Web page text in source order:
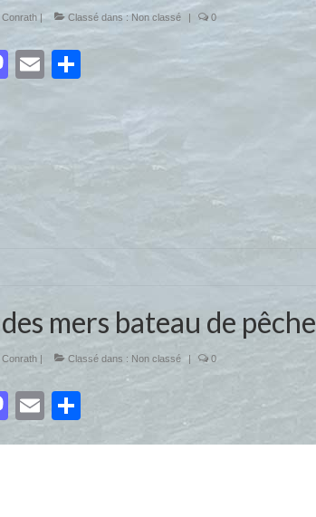
| Classé dans : Non classé 0
Mastodon
EmailPartager
mers bateau de pêche
| Classé dans : Non classé | 0
Mastodon
Email